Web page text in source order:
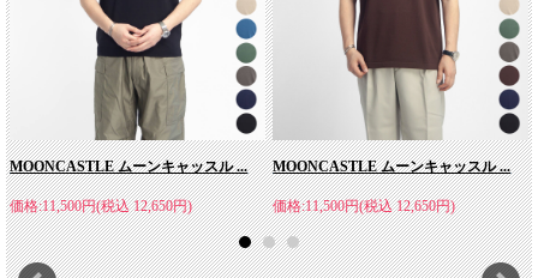
MOONCASTLE ムーンキャッスル ...
価格:11,500円(税込 12,650円)
MOONCASTLE ムーンキャッスル ...
価格:11,500円(税込 12,650円)